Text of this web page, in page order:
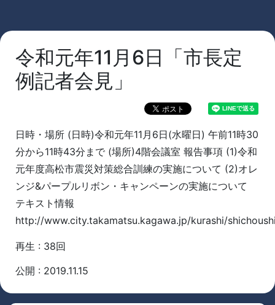
令和元年11月6日「市長定
例記者会見」
日時・場所 (日時)令和元年11月6日(水曜日) 午前11時30
分から11時43分まで (場所)4階会議室 報告事項 (1)令和
元年度高松市震災対策総合訓練の実施について (2)オレ
ンジ&パープルリボン・キャンペーンの実施について
テキスト情報
http://www.city.takamatsu.kagawa.jp/kurashi/
再生 : 38回
公開 : 2019.11.15